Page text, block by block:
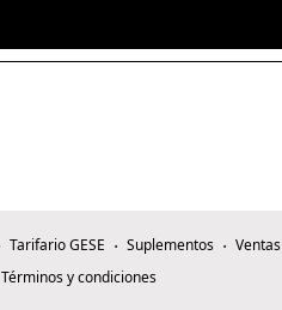
Tarifario GESE Suplementos Ventas
Términos y condiciones